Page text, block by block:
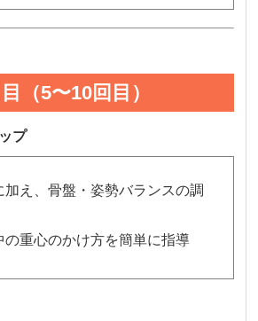
（5〜10回目）
プ
加え、骨盤・姿勢バランスの調
の重心のかけ方を簡単に指導